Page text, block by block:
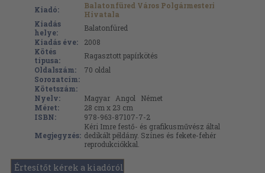
Kiadó:
Balatonfüred Város Polgármesteri
Hivatala
Kiadás
helye:
Balatonfüred
Kiadás éve:
2008
Kötés
típusa:
Ragasztott papírkötés
Oldalszám:
70 oldal
Sorozatcím:
Kötetszám:
Nyelv:
Magyar Angol
Német
Méret:
28 cm x 23 cm
ISBN:
978-963-87107-7-2
Megjegyzés:
Kéri Imre festő- és grafikusművész által
dedikált példány. Színes és fekete-fehér
reprodukciókkal.
Értesítőt kérek a kiadóról